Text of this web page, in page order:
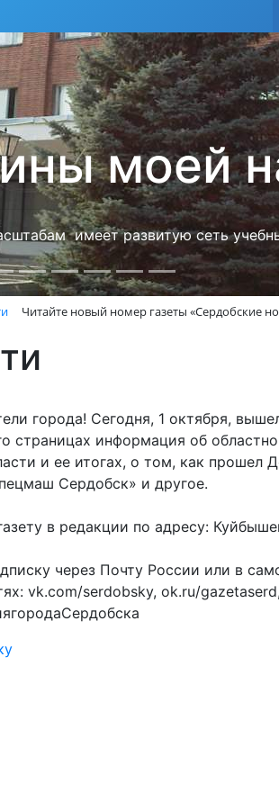
авторитет физической
города! Сегодня, 1 октября,
и ее итогах, о том, как прошел
в редакции по адресу:
vk.com/serdobsky, ok.ru/gazetaserd,